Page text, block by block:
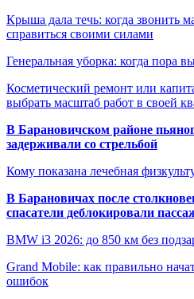
Крыша дала течь: когда звонить
справиться своими силами
Генеральная уборка: когда пора
Косметический ремонт или
выбрать масштаб работ в своей
В Барановичском районе
задерживали со стрельбой
Кому показана лечебная
В Барановичах после
спасатели деблокировали
BMW i3 2026: до 850 км без
Grand Mobile: как правильно
ошибок